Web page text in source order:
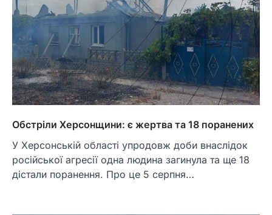
Обстріли Херсонщини: є жертва та 18 поранених
У Херсонській області упродовж доби внаслідок
російської агресії одна людина загинула та ще 18
дістали поранення. Про це 5 серпня…